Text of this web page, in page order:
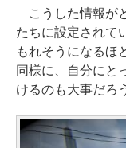
こうした情報が
たちに設定されて
もれそうになるほ
同様に、自分にと
けるのも大事だろ